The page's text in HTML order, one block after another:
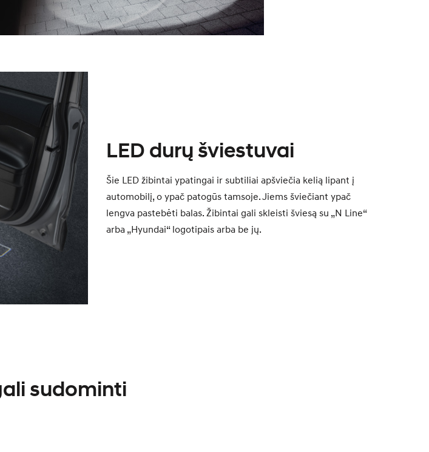
LED durų šviestuvai
Šie LED žibintai ypatingai ir subtiliai apšviečia kelią lipant į
automobilį, o ypač patogūs tamsoje. Jiems šviečiant ypač
lengva pastebėti balas. Žibintai gali skleisti šviesą su „N Line“
arba „Hyundai“ logotipais arba be jų.
sudominti